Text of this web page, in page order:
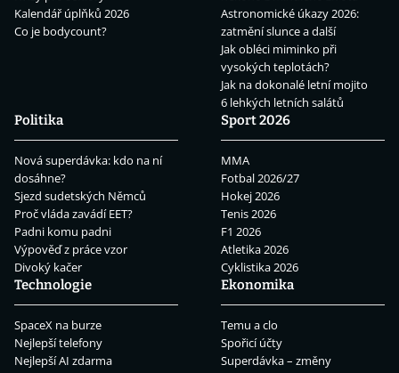
Kalendář úplňků 2026
Co je bodycount?
Astronomické úkazy 2026:
zatmění slunce a další
Jak obléci miminko při
vysokých teplotách?
Jak na dokonalé letní mojito
6 lehkých letních salátů
Politika
Nová superdávka: kdo na ní
dosáhne?
Sjezd sudetských Němců
Proč vláda zavádí EET?
Padni komu padni
Výpověď z práce vzor
Divoký kačer
Sport 2026
MMA
Fotbal 2026/27
Hokej 2026
Tenis 2026
F1 2026
Atletika 2026
Cyklistika 2026
Technologie
SpaceX na burze
Nejlepší telefony
Nejlepší AI zdarma
Ekonomika
Temu a clo
Spořicí účty
Superdávka – změny